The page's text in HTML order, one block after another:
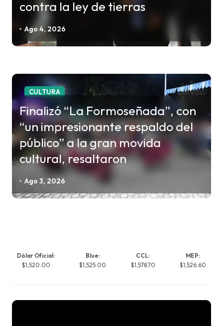
contra la ley de tierras
Ago 4, 2026
CULTURA
Finalizó “La Formoseñada”, con
“un impresionante respaldo del
público” a la gran movida
cultural, resaltaron
Ago 3, 2026
Dólar Oficial:
$1,520.00
Blue:
$1,525.00
CCL:
$1,578.70
MEP:
$1,526.60